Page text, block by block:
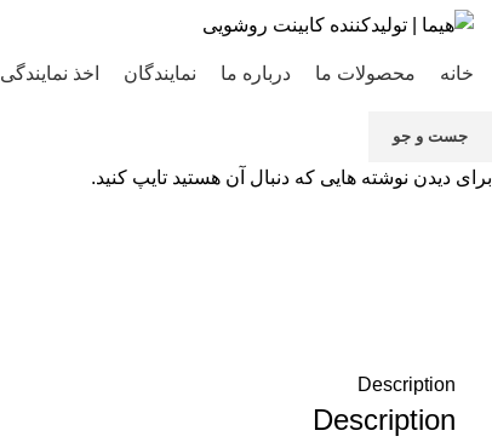
خانه محصولات ما درباره ما نمایندگان اخذ نمایندگی
بزرگنمایی تصویر
Description
Description
جست و جو
برای دیدن نوشته هایی که دنبال آن هستید تایپ کنید.